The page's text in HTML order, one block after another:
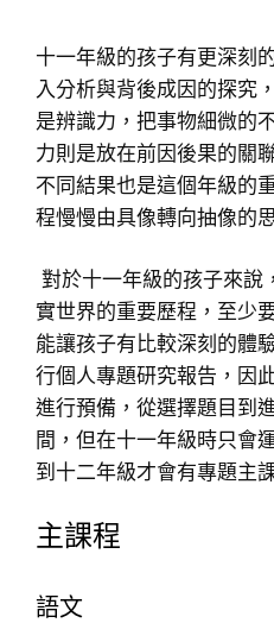
實
驗
教
育
機
構
教育
社群
十一年級的孩子有更深刻
入分析與背後成因的探究
是辨識力，把事物細微的
力則是放在前因後果的關
不同結果也是這個年級的
程慢慢由具像轉向抽像的
對於十一年級的孩子來說
實世界的重要歷程，至少
能讓孩子有比較深刻的體
行個人專題研究報告，因
進行預備，從選擇題目到
間，但在十一年級時只會
到十二年級才會有專題主
主課程
語文